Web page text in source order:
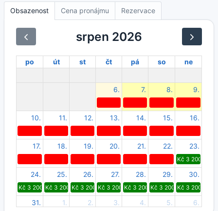
Obsazenost Cena pronájmu Rezervace
srpen 2026
po út st čt pá so ne
6. 7. 8. 9.
10. 11. 12. 13. 14. 15. 16.
17. 18. 19. 20. 21. 22. 23.
Kč 3 200
24.
Kč 3 200
25.
Kč 3 200
26.
Kč 3 200
27.
Kč 3 200
28.
Kč 3 200
29.
Kč 3 200
30.
Kč 3 200
31. 1. 2. 3. 4. 5. 6.